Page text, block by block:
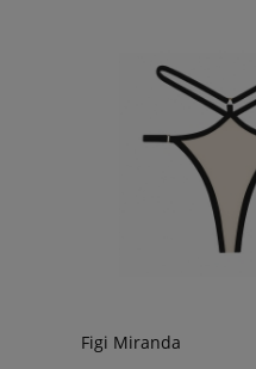
Figi Miranda